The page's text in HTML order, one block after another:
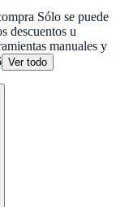
Sólo se puede
descuentos u
manuales y
Ver todo